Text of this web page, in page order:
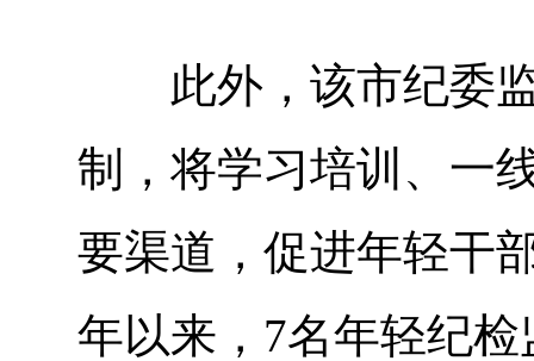
此外，该市纪委监
制，将学习培训、一
要渠道，促进年轻干
年以来，7名年轻纪